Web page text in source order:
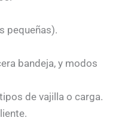
pequeñas).
bandeja, y modos
de vajilla o carga.